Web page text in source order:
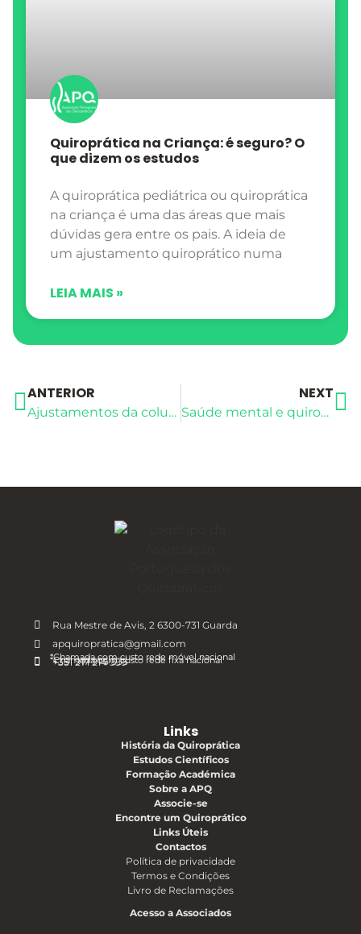
Quiroprática na Criança: é seguro? O
que dizem os estudos
A quiroprática pediátrica ou quiroprática
na criança é uma das áreas que mais
dúvidas gera entre os pais. A ideia de
um ajustamento quiroprático numa
LEIA MAIS »
ANTERIOR
Ajustamentos da coluna cervical alta e regulaçăo da Pressăo arterial
NEXT
Saúde mental e quiroprática
Rua Mestre de Avis, 2 6300-731 Guarda
apquiropratica@gmail.com
+351 271 214 559
*Chamada com custo rede fixa nacional
+351 917 975 335
*Chamada com custo rede móvel nacional
Links
História da Quiroprática
Estudos Científicos
Formação Académica
Sobre a APQ
Associe-se
Encontre um Quiroprático
Links Úteis
Contactos
Política de privacidade
Termos e Condições
Livro de Reclamações
Acesso a Associados